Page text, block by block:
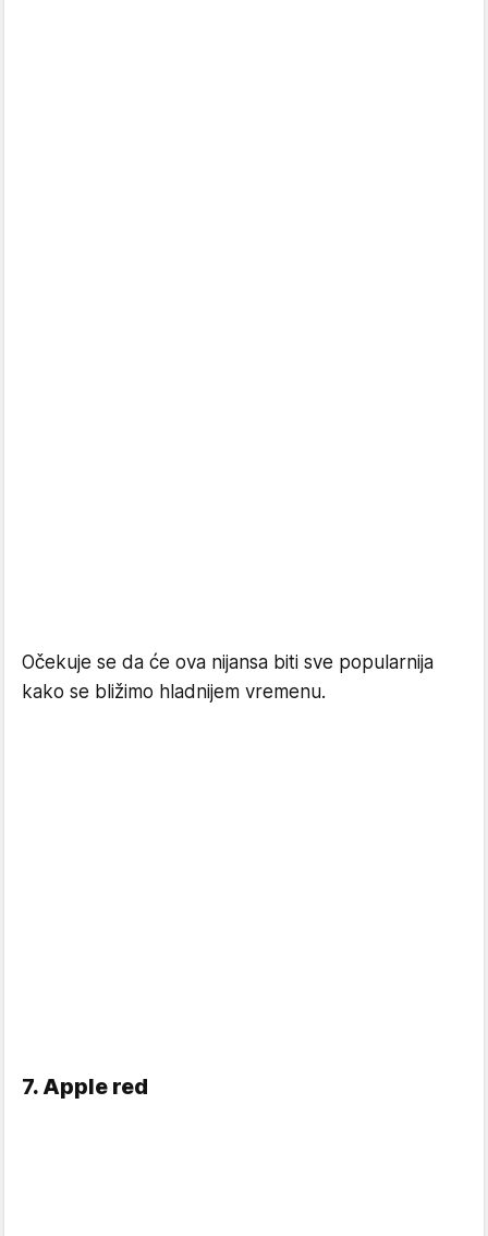
Očekuje se da će ova nijansa biti sve popularnija
kako se bližimo hladnijem vremenu.
7. Apple red